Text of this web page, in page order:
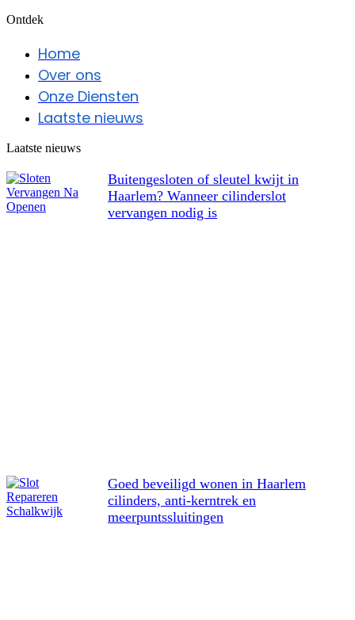
Ontdek
Home
Over ons
Onze Diensten
Laatste nieuws
Laatste nieuws
Buitengesloten of sleutel kwijt in
Haarlem? Wanneer cilinderslot
vervangen nodig is
Goed beveiligd wonen in Haarlem
cilinders, anti-kerntrek en
meerpuntssluitingen